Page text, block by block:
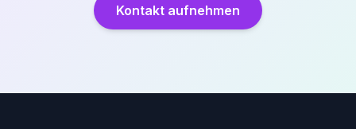
Kontakt aufnehmen